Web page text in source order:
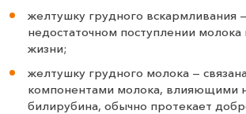
желтушку грудного вскармливания
недостаточном поступлении
жизни;
желтушку грудного молока —
компонентами молока, влияющими
билирубина, обычно протекает